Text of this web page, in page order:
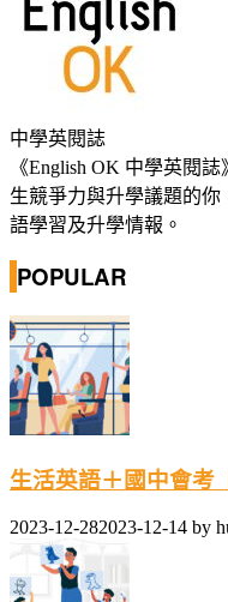
中學英閱誌
《English OK 中學英閱
生競爭力與升學議題的
語學習及升學情報。
POPULAR
生活英語＋國中會考
2023-12-282023-12-14 by